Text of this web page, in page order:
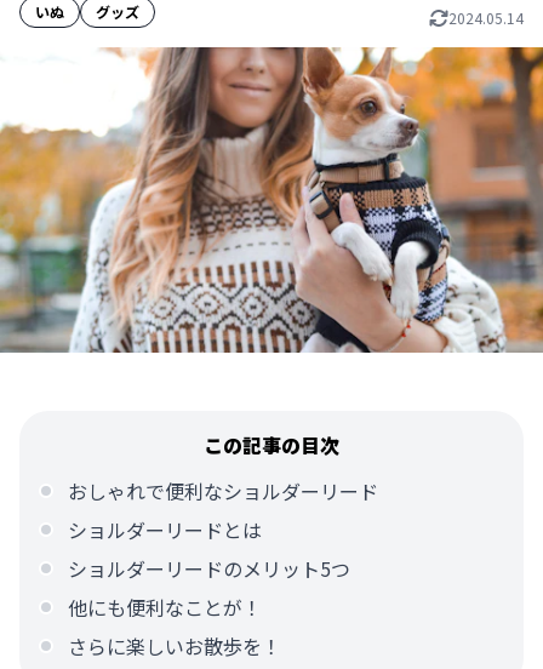
いぬ グッズ 2024.05.14
この記事の目次
おしゃれで便利なショルダーリード
ショルダーリードとは
ショルダーリードのメリット5つ
他にも便利なことが！
さらに楽しいお散歩を！